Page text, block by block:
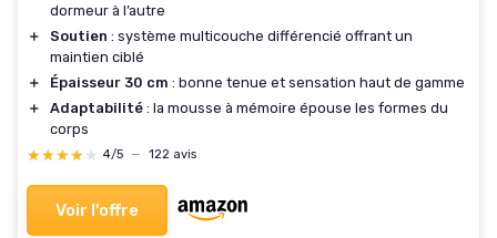
dormeur à l’autre
＋
Soutien : système multicouche différencié offrant un
maintien ciblé
＋
Épaisseur 30 cm : bonne tenue et sensation haut de gamme
＋
Adaptabilité : la mousse à mémoire épouse les formes du
corps
★★★★★
★★★★★ 4/5 — 122 avis
Voir l'offre